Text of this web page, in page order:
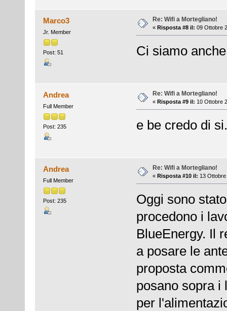
Marco3
Jr. Member
Post: 51
Re: Wifi a Mortegliano!
« Risposta #8 il: 09 Ottobre
Ci siamo
Andrea
Full Member
Post: 235
Re: Wifi a Mortegliano!
« Risposta #9 il: 10 Ottobre
e be credo di
Andrea
Full Member
Post: 235
Re: Wifi a Mortegliano!
« Risposta #10 il: 13
Oggi sono
procedono i
BlueEnergy. Il
a posare le
proposta
posano sopra i
per